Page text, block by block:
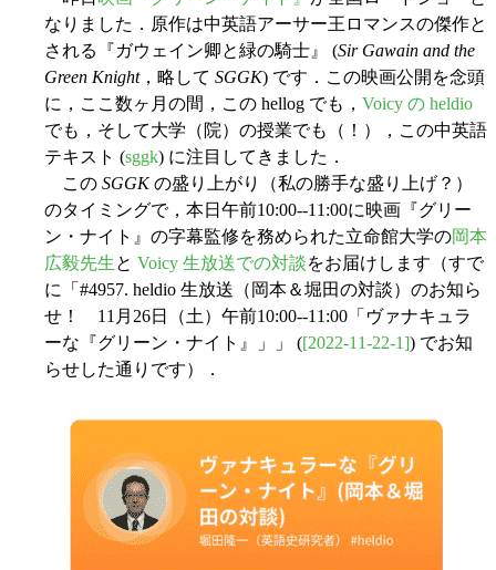
なりました．原作は中英語アーサー王ロマンスの傑作と
される『ガウェイン卿と緑の騎士』 (Sir Gawain and the
Green Knight，略して SGGK) です．この映画公開を念頭
に，ここ数ヶ月の間，この hellog でも， Voicy の heldio
でも，そして大学（院）の授業でも（！），この中英語
テキスト (sggk) に注目してきました．
この SGGKの盛り上がり（私の勝手な盛り上げ？）
のタイミングで，本日午前10:00--11:00に映画『グリー
ン・ナイト』の字幕監修を務められた立命館大学の岡本
広毅先生と Voicy 生放送での対談をお届けします（すで
に「#4957. heldio 生放送（岡本＆堀田の対談）のお知ら
せ！ 11月26日（土）午前10:00--11:00「ヴァナキュラ
ーな『グリーン・ナイト』」」 ([2022-11-22-1]) でお知
らせした通りです）．